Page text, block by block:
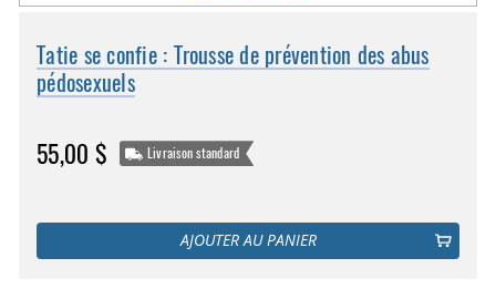
Tatie se confie : Trousse de prévention des abus
pédosexuels
55,00 $ Livraison standard
AJOUTER AU PANIER